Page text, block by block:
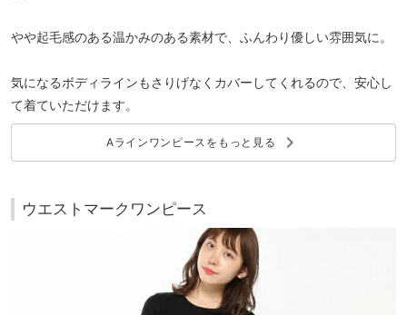
やや起毛感のある温かみのある素材で、ふんわり優しい雰囲気に。
気になるボディラインもさりげなくカバーしてくれるので、安心し
て着ていただけます。
Aラインワンピースをもっと見る keyboard_arrow_right
ウエストマークワンピース